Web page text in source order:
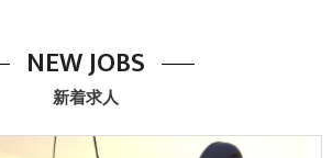
新着求人
NEW JOBS